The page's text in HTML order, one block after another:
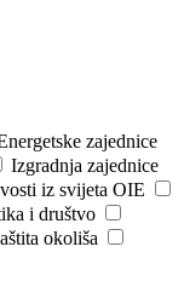
zajednice
Izgradnja zajednice
iz svijeta OIE
i društvo
okoliša